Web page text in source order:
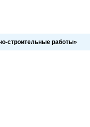
строительные работы»